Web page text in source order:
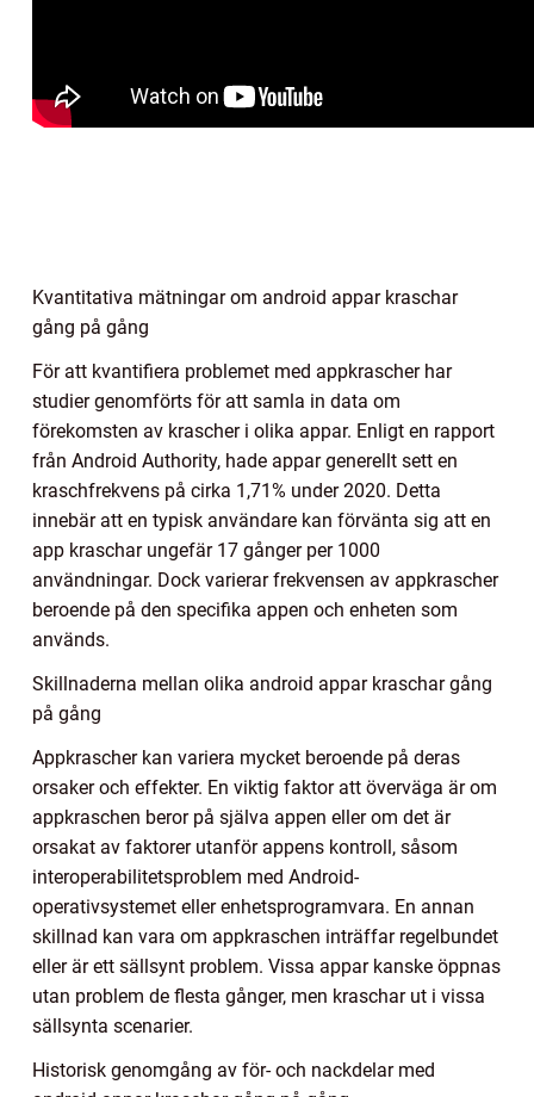
Kvantitativa mätningar om android appar kraschar
gång på gång
För att kvantifiera problemet med appkrascher har
studier genomförts för att samla in data om
förekomsten av krascher i olika appar. Enligt en rapport
från Android Authority, hade appar generellt sett en
kraschfrekvens på cirka 1,71% under 2020. Detta
innebär att en typisk användare kan förvänta sig att en
app kraschar ungefär 17 gånger per 1000
användningar. Dock varierar frekvensen av appkrascher
beroende på den specifika appen och enheten som
används.
Skillnaderna mellan olika android appar kraschar gång
på gång
Appkrascher kan variera mycket beroende på deras
orsaker och effekter. En viktig faktor att överväga är om
appkraschen beror på själva appen eller om det är
orsakat av faktorer utanför appens kontroll, såsom
interoperabilitetsproblem med Android-
operativsystemet eller enhetsprogramvara. En annan
skillnad kan vara om appkraschen inträffar regelbundet
eller är ett sällsynt problem. Vissa appar kanske öppnas
utan problem de flesta gånger, men kraschar ut i vissa
sällsynta scenarier.
Historisk genomgång av för- och nackdelar med